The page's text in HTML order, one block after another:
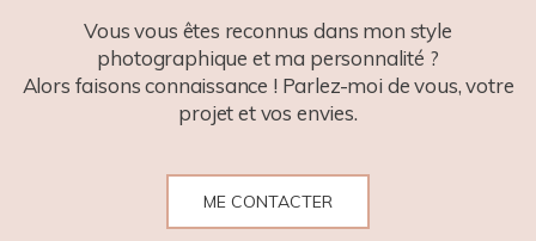
Vous vous êtes reconnus dans mon style
photographique et ma personnalité ?
Alors faisons connaissance ! Parlez-moi de vous, votre
projet et vos envies.
ME CONTACTER